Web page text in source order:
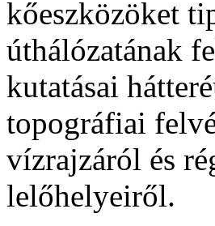
kőeszközöket
úthálózatának
kutatásai
topográfiai
vízrajzáról és
lelőhelyeiről.